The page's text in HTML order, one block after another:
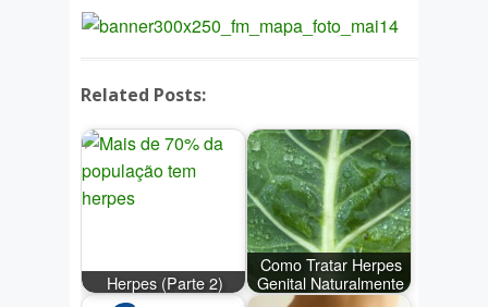
Related Posts:
Herpes (Parte 2)
Como Tratar Herpes
Genital Naturalmente